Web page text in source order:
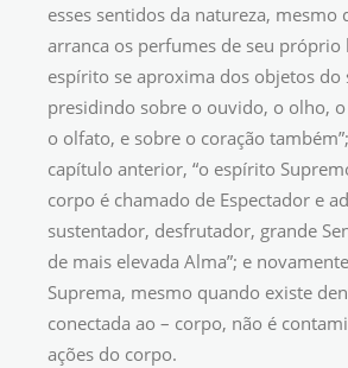
esses sentidos da natureza, mesmo
arranca os perfumes de seu próprio
espírito se aproxima dos objetos do
presidindo sobre o ouvido, o olho,
o olfato, e sobre o coração
capítulo anterior, “o espírito
corpo é chamado de Espectador e
sustentador, desfrutador, grande
de mais elevada Alma”; e
Suprema, mesmo quando existe
conectada ao – corpo, não é
ações do corpo.